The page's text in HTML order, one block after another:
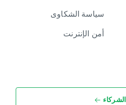
سياسة الشكاوى
أمن الإنترنت
الشركاء